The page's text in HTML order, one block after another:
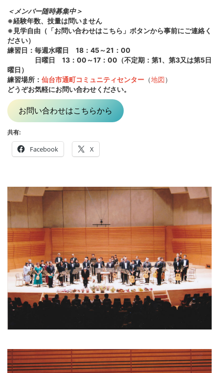
＜メンバー随時募集中＞
※経験年数、技量は問いません
※見学自由（「お問い合わせはこちら」ボタンから事前にご連絡く
ださい）
練習日：毎週水曜日 18：45～21：00
日曜日 13：00～17：00（不定期：第1、第3又は第5日
曜日）
練習場所： 仙台市通町コミュニティセンター （地図）
どうぞお気軽にお問い合わせください。
お問い合わせはこちらから
共有:
Facebook X